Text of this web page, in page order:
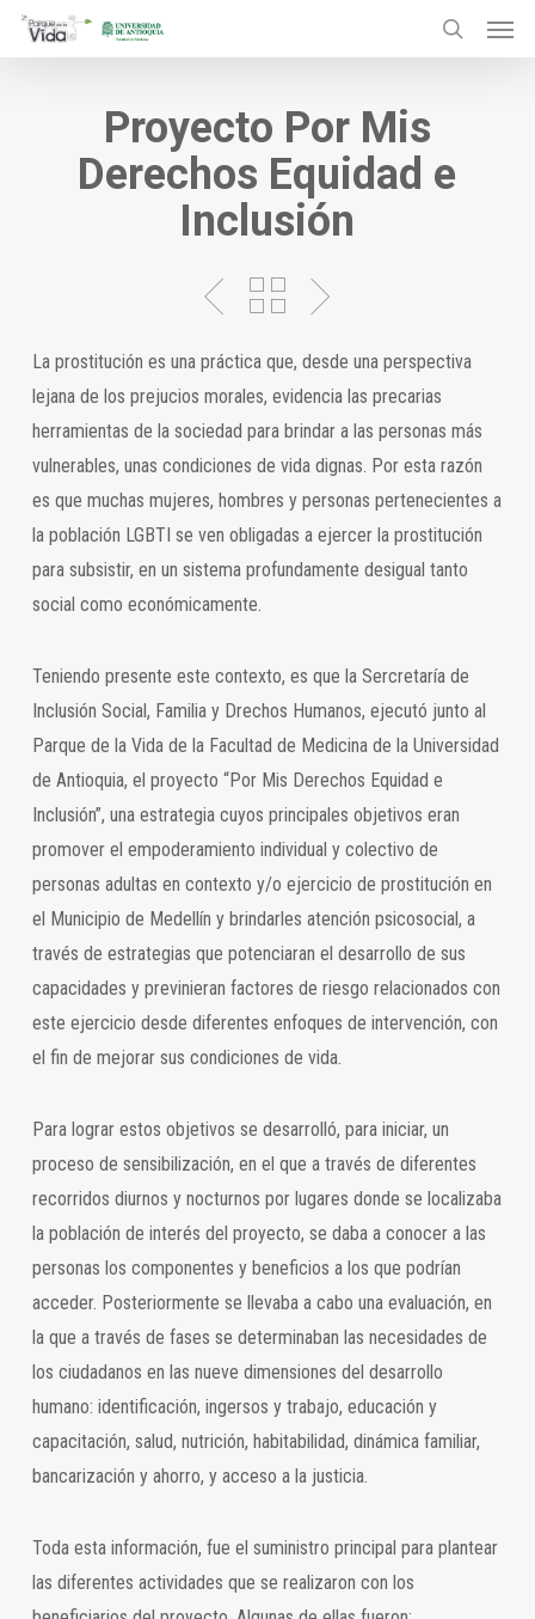
Skip
search
Proyecto Por Mis
Derechos Equidad e
Inclusión
La prostitución es una práctica que, desde una perspectiva
lejana de los prejucios morales, evidencia las precarias
herramientas de la sociedad para brindar a las personas más
vulnerables, unas condiciones de vida dignas. Por esta razón
es que muchas mujeres, hombres y personas pertenecientes a
la población LGBTI se ven obligadas a ejercer la prostitución
para subsistir, en un sistema profundamente desigual tanto
social como económicamente.
Teniendo presente este contexto, es que la Sercretaría de
Inclusión Social, Familia y Drechos Humanos, ejecutó junto al
Parque de la Vida de la Facultad de Medicina de la Universidad
de Antioquia, el proyecto “Por Mis Derechos Equidad e
Inclusión”, una estrategia cuyos principales objetivos eran
promover el empoderamiento individual y colectivo de
personas adultas en contexto y/o ejercicio de prostitución en
el Municipio de Medellín y brindarles atención psicosocial, a
través de estrategias que potenciaran el desarrollo de sus
capacidades y previnieran factores de riesgo relacionados con
este ejercicio desde diferentes enfoques de intervención, con
el fin de mejorar sus condiciones de vida.
Para lograr estos objetivos se desarrolló, para iniciar, un
proceso de sensibilización, en el que a través de diferentes
recorridos diurnos y nocturnos por lugares donde se localizaba
la población de interés del proyecto, se daba a conocer a las
personas los componentes y beneficios a los que podrían
acceder. Posteriormente se llevaba a cabo una evaluación, en
la que a través de fases se determinaban las necesidades de
los ciudadanos en las nueve dimensiones del desarrollo
humano: identificación, ingersos y trabajo, educación y
capacitación, salud, nutrición, habitabilidad, dinámica familiar,
bancarización y ahorro, y acceso a la justicia.
Toda esta información, fue el suministro principal para plantear
las diferentes actividades que se realizaron con los